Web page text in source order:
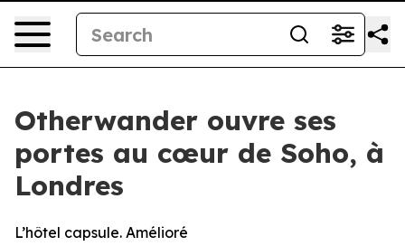
Otherwander ouvre ses
portes au cœur de Soho, à
Londres
L’hôtel capsule. Amélioré